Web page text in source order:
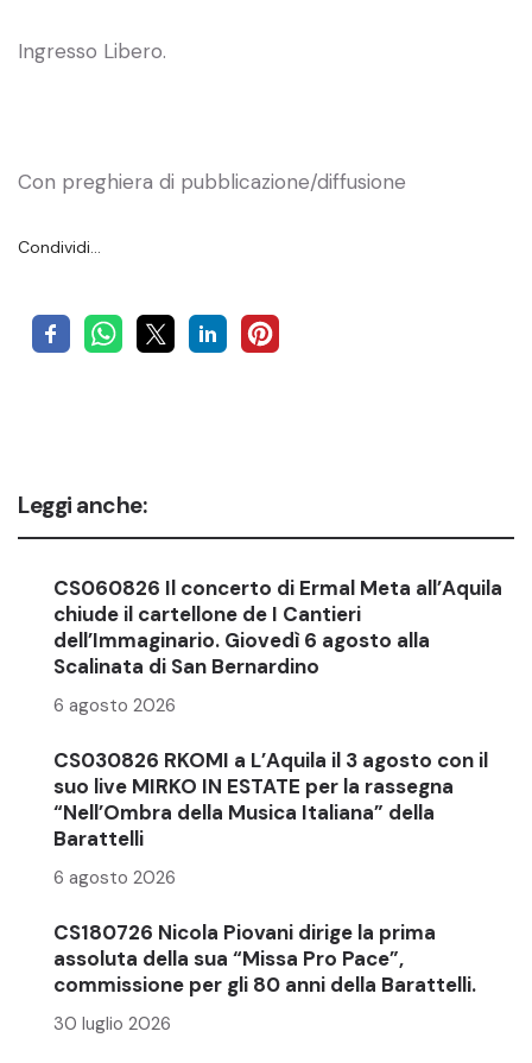
Ingresso Libero.
Con preghiera di pubblicazione/diffusione
Condividi…
Leggi anche:
CS060826 Il concerto di Ermal Meta all’Aquila
chiude il cartellone de I Cantieri
dell’Immaginario. Giovedì 6 agosto alla
Scalinata di San Bernardino
6 agosto 2026
CS030826 RKOMI a L’Aquila il 3 agosto con il
suo live MIRKO IN ESTATE per la rassegna
“Nell’Ombra della Musica Italiana” della
Barattelli
6 agosto 2026
CS180726 Nicola Piovani dirige la prima
assoluta della sua “Missa Pro Pace”,
commissione per gli 80 anni della Barattelli.
30 luglio 2026